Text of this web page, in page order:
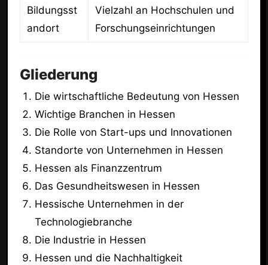
Bildungsst
andort
Vielzahl an Hochschulen und
Forschungseinrichtungen
Gliederung
Die wirtschaftliche Bedeutung von Hessen
Wichtige Branchen in Hessen
Die Rolle von Start-ups und Innovationen
Standorte von Unternehmen in Hessen
Hessen als Finanzzentrum
Das Gesundheitswesen in Hessen
Hessische Unternehmen in der
Technologiebranche
Die Industrie in Hessen
Hessen und die Nachhaltigkeit